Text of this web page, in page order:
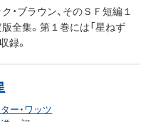
・ブラウン、そのＳＦ短編１
全集。第１巻には「星ねず
録。
ー・ワッツ